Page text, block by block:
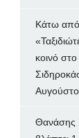
Κάτω
κοινό
Θανάσης